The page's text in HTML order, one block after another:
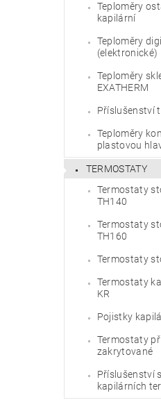
Teploměry
kapilární
Teploměry
(elektronické)
Teploměry
EXATHERM
Příslušenství
Teploměry
plastovou
TERMOSTATY
Termostaty
TH140
Termostaty
TH160
Termostaty
Termostaty
KR
Pojistky
Termostaty
zakrytované
Příslušenství
kapilárních